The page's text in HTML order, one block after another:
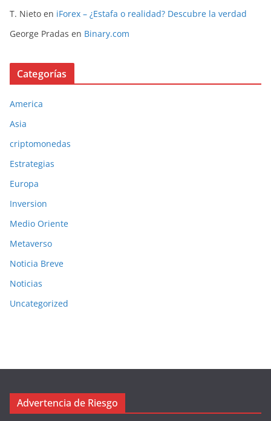
T. Nieto en iForex – ¿Estafa o realidad? Descubre la verdad
George Pradas en Binary.com
Categorías
America
Asia
criptomonedas
Estrategias
Europa
Inversion
Medio Oriente
Metaverso
Noticia Breve
Noticias
Uncategorized
Advertencia de Riesgo